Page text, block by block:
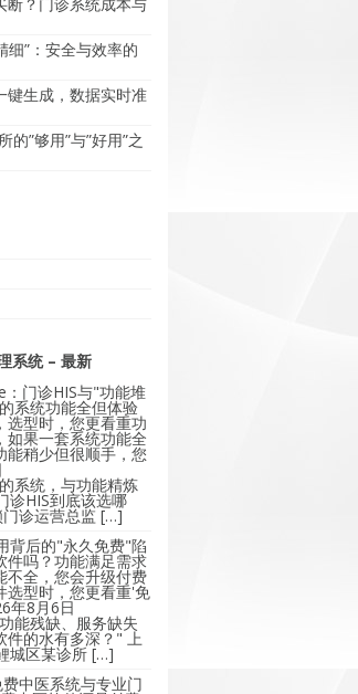
细”：安全与效率的
键生成，数据实时准
”够用”与”好用”之
系统 – 最新
门诊HIS与"功能堆
系统功能全但体验
选型时，您更看重功
如果一套系统功能全
能稍少但很顺手，您
系统，与功能精炼
HIS到底该选哪
诊运营总监 […]
背后的"永久免费"陷
件吗？功能满足需求
不全，您会升级付费
选型时，您更看重'免
年8月6日
能残缺、服务缺失
件的水有多深？" 上
城区某诊所 […]
中医系统与专业门